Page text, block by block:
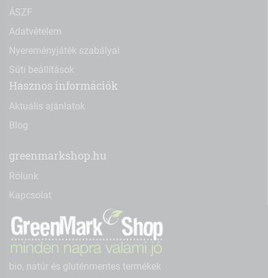
ÁSZF
Adatvételem
Nyereményjáték szabályai
Süti beállítások
Hasznos információk
Aktuális ajánlatok
Blog
greenmarkshop.hu
Rólunk
Kapcsolat
bio, natúr és gluténmentes termékek